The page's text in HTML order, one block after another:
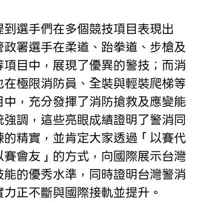
選手們在多個競技項目表現出
署選手在柔道、跆拳道、步槍及
目中，展現了優異的警技；而消
極限消防員、全裝與輕裝爬梯等
，充分發揮了消防搶救及應變能
調，這些亮眼成績證明了警消同
精實，並肯定大家透過「以賽代
會友」的方式，向國際展示台灣
的優秀水準，同時證明台灣警消
正不斷與國際接軌並提升。